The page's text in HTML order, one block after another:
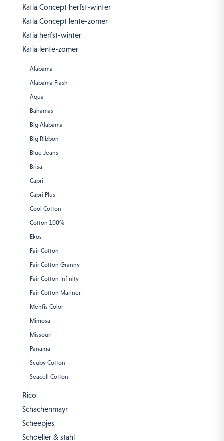
Katia Concept herfst-winter
Katia Concept lente-zomer
Katia herfst-winter
Katia lente-zomer
Alabama
Alabama Flash
Aqua
Bahamas
Big Alabama
Big Ribbon
Blue Jeans
Brisa
Capri
Capri Plus
Cool Cotton
Cotton 100%
Ekos
Fair Cotton
Fair Cotton Granny
Fair Cotton Infinity
Fair Cotton Mariner
Menfis Color
Mimosa
Missouri
Panama
Scuby Cotton
Seacell Cotton
Rico
Schachenmayr
Scheepjes
Schoeller & stahl